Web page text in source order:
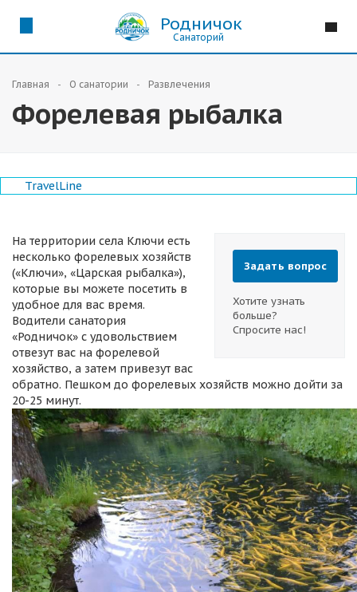
Родничок
Санаторий
Главная О санатории Развлечения
Форелевая рыбалка
TravelLine
Задать вопрос
Хотите узнать
больше?
Спросите нас!
На территории села Ключи есть
несколько форелевых хозяйств
(«Ключи», «Царская рыбалка»),
которые вы можете посетить в
удобное для вас время.
Водители санатория
«Родничок» с удовольствием
отвезут вас на форелевой
хозяйство, а затем привезут вас
обратно. Пешком до форелевых хозяйств можно дойти за
20-25 минут.